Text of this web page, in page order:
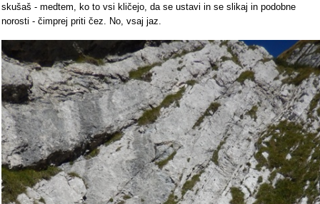
skušaš - medtem, ko to vsi kličejo, da se ustavi in se slikaj in podobne
norosti - čimprej priti čez. No, vsaj jaz.